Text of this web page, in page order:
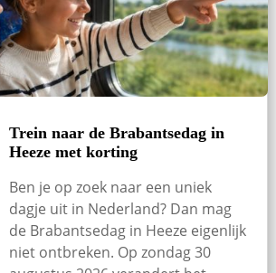
Trein naar de Brabantsedag in
Heeze met korting
Ben je op zoek naar een uniek
dagje uit in Nederland? Dan mag
de Brabantsedag in Heeze eigenlijk
niet ontbreken. Op zondag 30